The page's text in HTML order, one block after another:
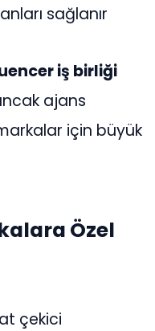
sağlanır
iş birliği
ajans
için büyük
Özel
çekici